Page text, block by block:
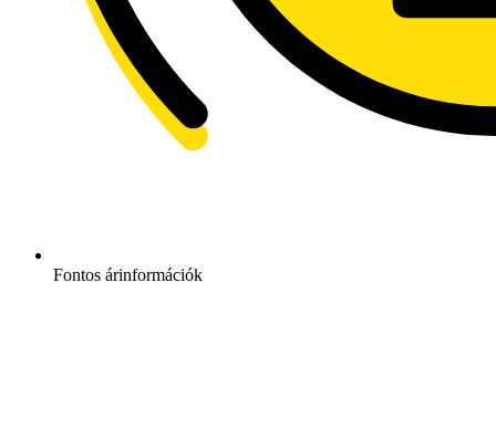
Fontos árinformációk